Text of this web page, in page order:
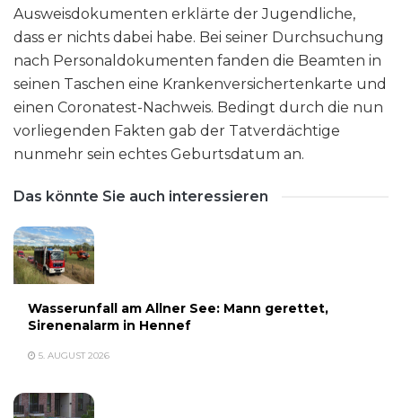
Ausweisdokumenten erklärte der Jugendliche,
dass er nichts dabei habe. Bei seiner Durchsuchung
nach Personaldokumenten fanden die Beamten in
seinen Taschen eine Krankenversichertenkarte und
einen Coronatest-Nachweis. Bedingt durch die nun
vorliegenden Fakten gab der Tatverdächtige
nunmehr sein echtes Geburtsdatum an.
Das könnte Sie auch interessieren
Wasserunfall am Allner See: Mann gerettet,
Sirenenalarm in Hennef
5. AUGUST 2026